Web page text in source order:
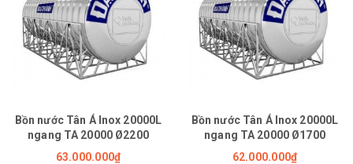
Bồn nước Tân Á Inox 20000L
ngang TA 20000 Ø2200
63.000.000₫
Bồn nước Tân Á Inox 20000L
ngang TA 20000 Ø1700
62.000.000₫